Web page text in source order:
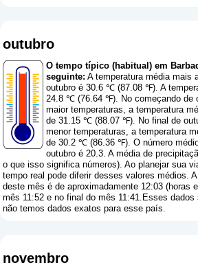
outubro
O tempo típico (habitual) em
seguinte: A temperatura média mais
outubro é 30.6 ℃ (87.08 ℉). A
24.8 ℃ (76.64 ℉). No começando de
maior temperaturas, a temperatura
de 31.15 ℃ (88.07 ℉). No final de
menor temperaturas, a temperatura
de 30.2 ℃ (86.36 ℉). O número
outubro é 20.3. A média de
o que isso significa números). Ao planejar sua
tempo real pode diferir desses valores médios.
deste mês é de aproximadamente 12:03 (horas
mês 11:52 e no final do mês 11:41.Esses dados
não temos dados exatos para esse país.
novembro